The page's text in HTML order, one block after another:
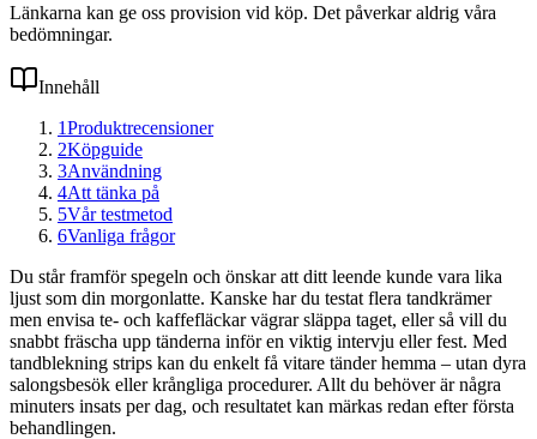
Länkarna kan ge oss provision vid köp. Det påverkar aldrig våra
bedömningar.
Innehåll
1Produktrecensioner
2Köpguide
3Användning
4Att tänka på
5Vår testmetod
6Vanliga frågor
Du står framför spegeln och önskar att ditt leende kunde vara lika
ljust som din morgonlatte. Kanske har du testat flera tandkrämer
men envisa te- och kaffefläckar vägrar släppa taget, eller så vill du
snabbt fräscha upp tänderna inför en viktig intervju eller fest. Med
tandblekning strips kan du enkelt få vitare tänder hemma – utan dyra
salongsbesök eller krångliga procedurer. Allt du behöver är några
minuters insats per dag, och resultatet kan märkas redan efter första
behandlingen.